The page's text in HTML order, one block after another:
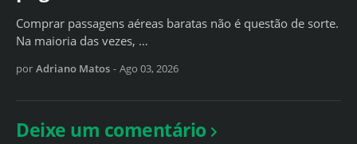
Comprar passagens aéreas baratas não é questão de sorte.
Na maioria das vezes, …
por Adriano Matos - Ago 03, 2026
Deixe um comentário